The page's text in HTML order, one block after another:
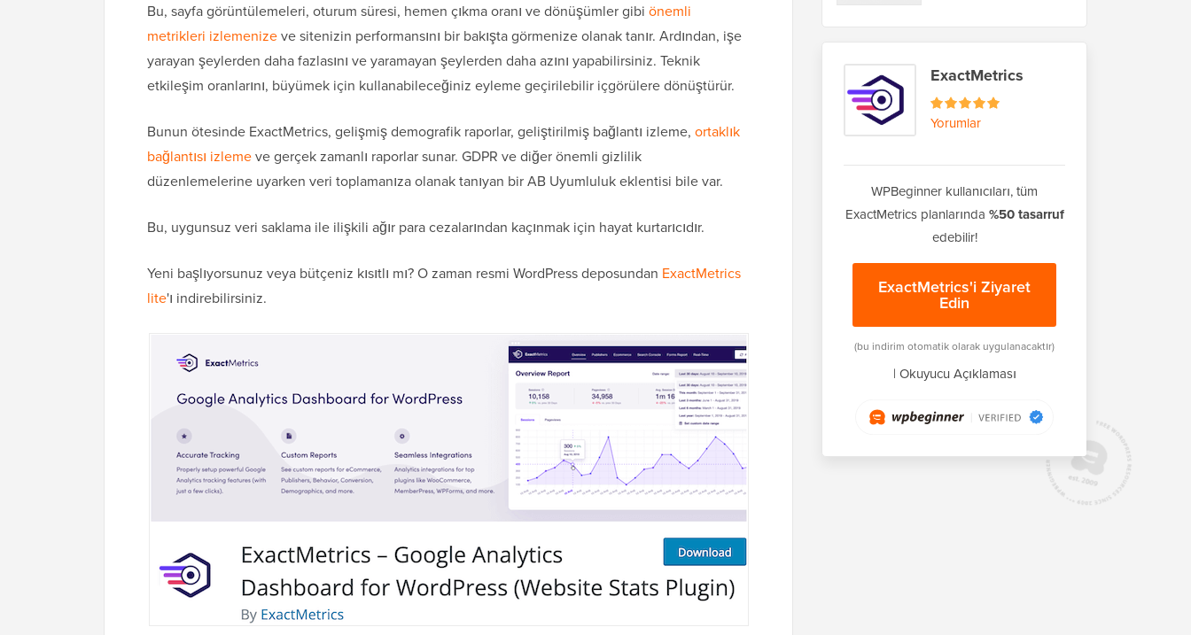
Bu, sayfa görüntülemeleri, oturum süresi, hemen çıkma oranı ve dönüşümler gibi önemli
metrikleri izlemenizeve sitenizin performansını bir bakışta görmenize olanak tanır. Ardından, işe
yarayan şeylerden daha fazlasını ve yaramayan şeylerden daha azını yapabilirsiniz. Teknik
etkileşim oranlarını, büyümek için kullanabileceğiniz eyleme geçirilebilir içgörülere dönüştürür.
Bunun ötesinde ExactMetrics, gelişmiş demografik raporlar, geliştirilmiş bağlantı izleme, ortaklık
bağlantısı izlemeve gerçek zamanlı raporlar sunar. GDPR ve diğer önemli gizlilik
düzenlemelerine uyarken veri toplamanıza olanak tanıyan bir AB Uyumluluk eklentisi bile var.
Bu, uygunsuz veri saklama ile ilişkili ağır para cezalarından kaçınmak için hayat kurtarıcıdır.
Yeni başlıyorsunuz veya bütçeniz kısıtlı mı? O zaman resmi WordPress deposundan ExactMetrics
lite'ı indirebilirsiniz.
ExactMetrics
Yorumlar
WPBeginner kullanıcıları, tüm
ExactMetrics planlarında %50 tasarruf
edebilir!
ExactMetrics'i Ziyaret
Edin
(bu indirim otomatik olarak uygulanacaktır)
| Okuyucu Açıklaması